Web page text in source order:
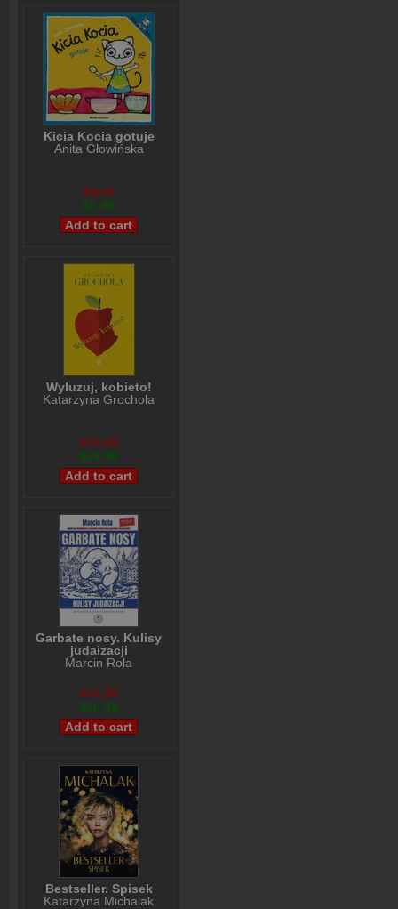
Kicia Kocia gotuje
Anita Głowińska
$8,00
$5,99
Wyluzuj, kobieto!
Katarzyna Grochola
$24,98
$19,98
Garbate nosy. Kulisy
judaizacji
Marcin Rola
$26,98
$20,98
Bestseller. Spisek
Katarzyna Michalak